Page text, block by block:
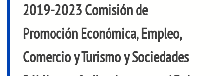
2019-2023 Comisión de
Promoción Económica, Empleo,
Comercio y Turismo y Sociedades